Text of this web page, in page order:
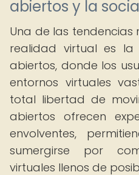
abiertos y la
Una de las
realidad virtual es la
abiertos, donde los
entornos virtuales
total libertad de
abiertos ofrecen
envolventes,
sumergirse por
virtuales llenos de